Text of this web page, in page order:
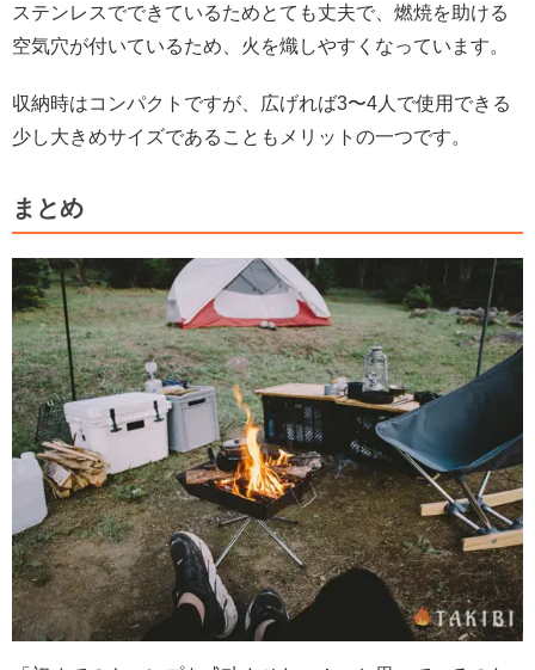
ステンレスでできているためとても丈夫で、燃焼を助ける
空気穴が付いているため、火を熾しやすくなっています。
収納時はコンパクトですが、広げれば3〜4人で使用できる
少し大きめサイズであることもメリットの一つです。
まとめ